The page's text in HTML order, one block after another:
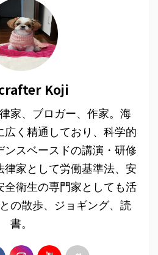
Koji
家、ブロガー、作家。海
広く精通しており、科学的
ンスベースドの講演・研修
律家として労働基準法、安
全衛生の専門家としても活
の散歩、ジョギング、読
書。